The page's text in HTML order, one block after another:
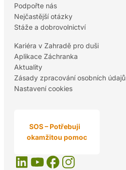
Podpořte nás
Nejčastější otázky
Stáže a dobrovolnictví
Kariéra v Zahradě pro duši
Aplikace Záchranka
Aktuality
Zásady zpracování osobních údajů
Nastavení cookies
SOS – Potřebuji
okamžitou pomoc